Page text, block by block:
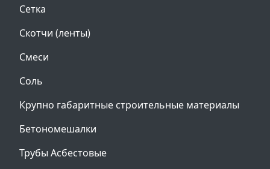
Сетка
Скотчи (ленты)
Смеси
Соль
Крупно габаритные строительные материалы
Бетономешалки
Трубы Асбестовые